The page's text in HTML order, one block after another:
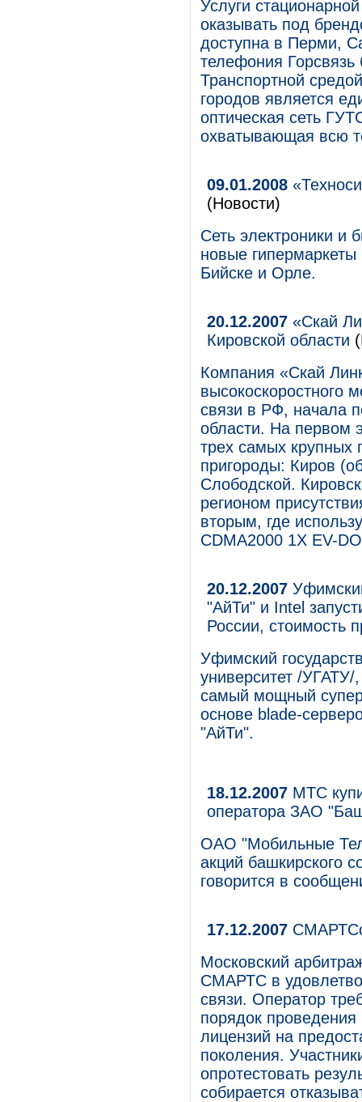
Услуги
оказывать под
доступна в Перми,
телефония Горсвязь
Транспортной
городов является
оптическая сеть
охватывающая всю
09.01.2008
(Новости)
Сеть электроники и
новые
Бийске и Орле.
20.12.2007 «Скай
Кировской области
Компания «Скай
высокоскоростного
связи в РФ, начала
области. На первом
трех самых крупных
пригороды: Киров
Слободской.
регионом
вторым, где
CDMA2000 1X EV-
20.12.2007
"АйТи" и Intel
России, стоимость
Уфимский
университет /
самый мощный
основе blade-
"АйТи".
18.12.2007 МТС
оператора ЗАО
ОАО "Мобильные
акций башкирского
говорится в
17.12.2007
Московский
СМАРТС в
связи. Оператор
порядок проведения
лицензий на
поколения.
опротестовать
собирается